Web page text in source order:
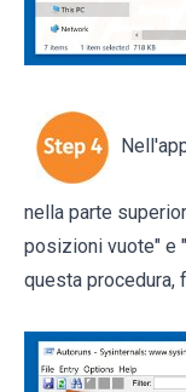
nella parte
posizioni vuote" e
questa procedura,